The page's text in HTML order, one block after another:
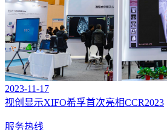
2023-11-17
视创显示XIFO希孚首次亮相CCR2023
服务热线